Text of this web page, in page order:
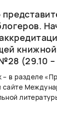
(29.10 –
– в разделе